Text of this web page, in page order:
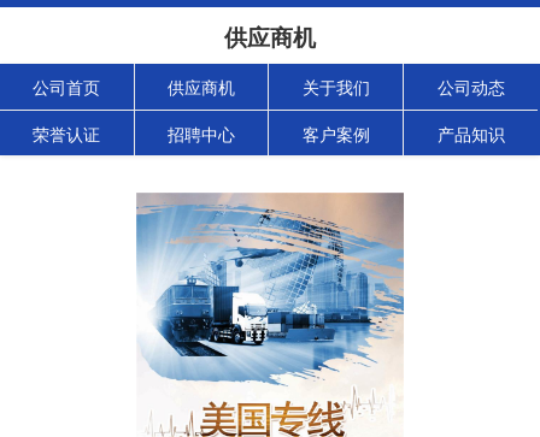
供应商机
公司首页 供应商机 关于我们 公司动态
荣誉认证 招聘中心 客户案例 产品知识